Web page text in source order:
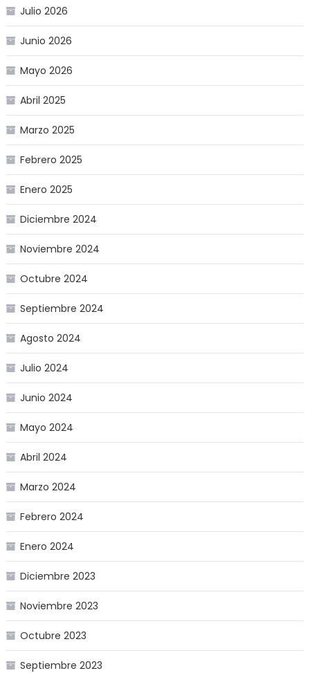
Julio 2026
Junio 2026
Mayo 2026
Abril 2025
Marzo 2025
Febrero 2025
Enero 2025
Diciembre 2024
Noviembre 2024
Octubre 2024
Septiembre 2024
Agosto 2024
Julio 2024
Junio 2024
Mayo 2024
Abril 2024
Marzo 2024
Febrero 2024
Enero 2024
Diciembre 2023
Noviembre 2023
Octubre 2023
Septiembre 2023